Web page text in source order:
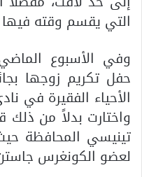
التي يقسم وقته
وفي الأسبوع
حفل تكريم زوجها
الأحياء الفقيرة في
واختارت بدلاً من
تينيسي المحافظة
لعضو الكونغرس